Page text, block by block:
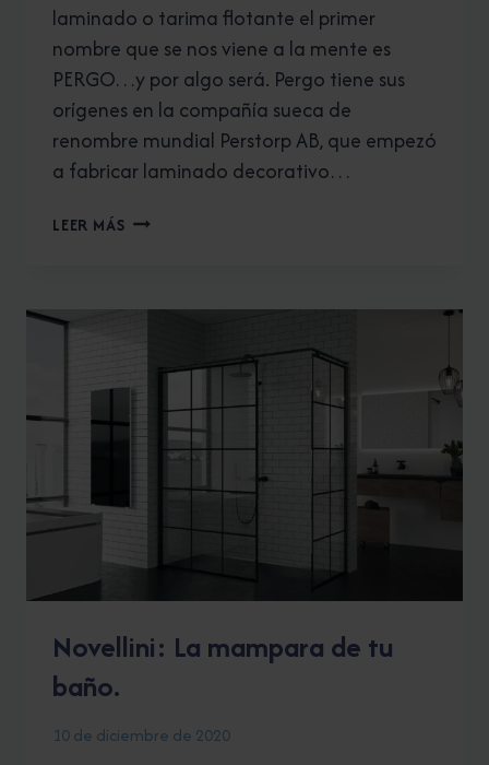
laminado o tarima flotante el primer
nombre que se nos viene a la mente es
PERGO…y por algo será. Pergo tiene sus
orígenes en la compañía sueca de
renombre mundial Perstorp AB, que empezó
a fabricar laminado decorativo…
LEER MÁS PERGO:
SUELO
Novellini: La mampara de tu
baño.
10 de diciembre de 2020